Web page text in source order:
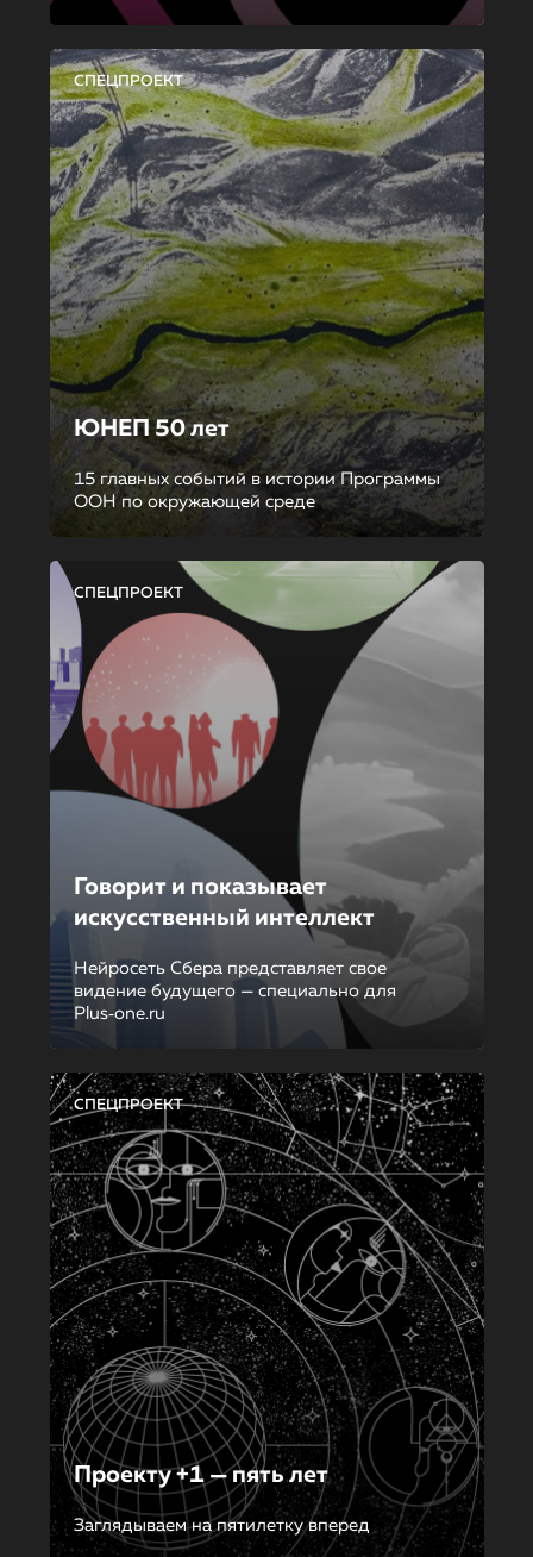
СПЕЦПРОЕКТ
ЮНЕП 50 лет
15 главных событий в истории Программы
ООН по окружающей среде
СПЕЦПРОЕКТ
Говорит и показывает
искусственный интеллект
Нейросеть Сбера представляет свое
видение будущего — специально для
Plus‑one.ru
СПЕЦПРОЕКТ
Проекту +1 — пять лет
Заглядываем на пятилетку вперед